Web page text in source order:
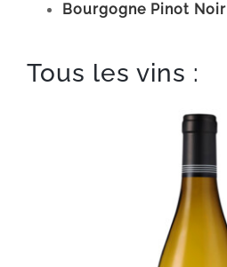
Bourgogne Pinot Noir
Tous les vins :